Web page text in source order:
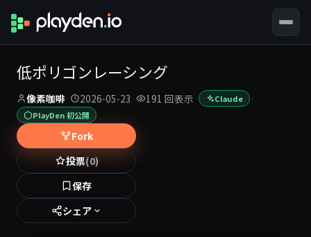
低ポリゴンレーシング
像素咖啡· 2026-05-23 · 191 回表示 · Claude ·
PlayDen 初公開
Fork
投票(0)
保存
シェア